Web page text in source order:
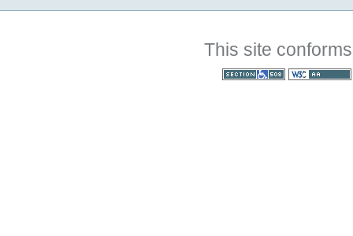
This site